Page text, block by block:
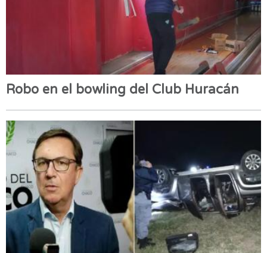
Robo en el bowling del Club Huracán